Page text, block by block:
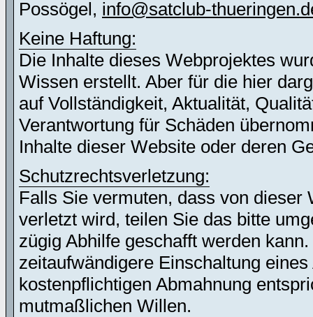
Possögel, info@satclub-
Keine Haftung:
Die Inhalte dieses Webprojektes
Wissen erstellt. Aber für die hier
auf Vollständigkeit, Aktualität,
Verantwortung für Schäden
Inhalte dieser Website oder deren
Schutzrechtsverletzung:
Falls Sie vermuten, dass von
verletzt wird, teilen Sie das bitte
zügig Abhilfe geschafft werden
zeitaufwändigere Einschaltung
kostenpflichtigen Abmahnung
mutmaßlichen Willen.